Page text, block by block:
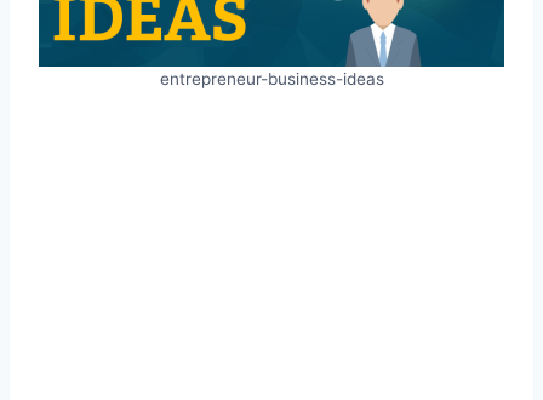
entrepreneur-business-ideas